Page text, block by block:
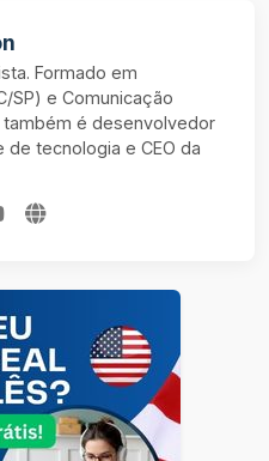
Formado em
SP) e Comunicação
também é desenvolvedor
tecnologia e CEO da